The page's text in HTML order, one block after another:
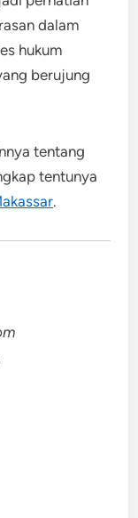
dalam
hukum
berujung
tentang
tentunya
.